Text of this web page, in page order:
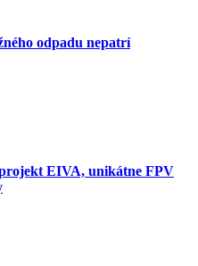
odpadu nepatrí
EIVA, unikátne FPV